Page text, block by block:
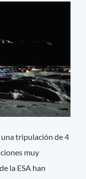
tripulación de 4
muy
la ESA han